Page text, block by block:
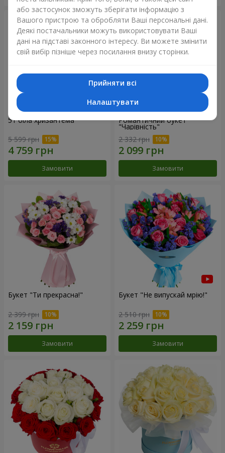
51 біла хризантема
5 599 грн
Замовити
Романтичний букет
"Чарівність"
2 332 грн
Замовити
Букет "Ти прекрасна!"
2 399 грн
Замовити
Букет "Не випускай мрію!"
2 510 грн
Замовити
або застосунок зможуть зберігати інформацію з
Вашого пристрою та обробляти Ваші персональні дані.
Деякі постачальники можуть використовувати Ваші
дані на підставі законного інтересу. Ви можете змінити
свій вибір пізніше через посилання внизу сторінки.
Прийняти всі
Налаштувати